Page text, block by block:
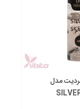
مدل